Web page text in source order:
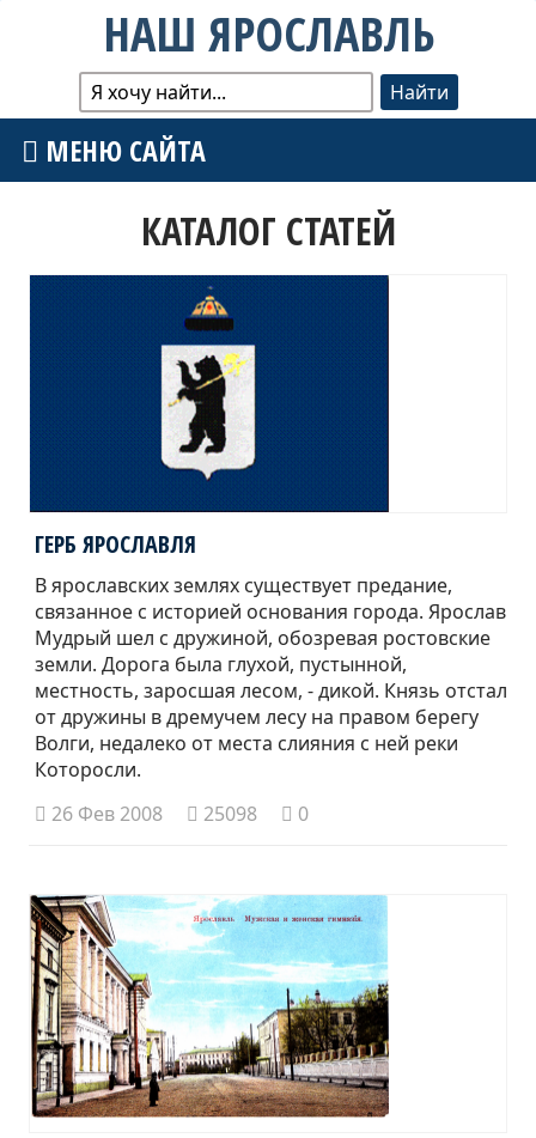
НАШ ЯРОСЛАВЛЬ
МЕНЮ САЙТА
КАТАЛОГ СТАТЕЙ
ГЕРБ ЯРОСЛАВЛЯ
В ярославских землях существует предание,
связанное с историей основания города. Ярослав
Мудрый шел с дружиной, обозревая ростовские
земли. Дорога была глухой, пустынной,
местность, заросшая лесом, - дикой. Князь отстал
от дружины в дремучем лесу на правом берегу
Волги, недалеко от места слияния с ней реки
Которосли.
26 Фев 2008
25098 0